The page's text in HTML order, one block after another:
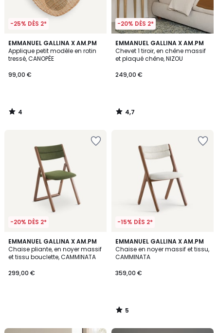
-25% DÈS 2*
EMMANUEL GALLINA X AM.PM
Applique petit modèle en rotin
tressé, CANOPÉE
€.
99,00 €
4
/
5
4
/
-20% DÈS 2*
EMMANUEL GALLINA X AM.PM
Chevet 1 tiroir, en chêne massif
et plaqué chêne, NIZOU
249,00 €
4,7
/ 5
4,7
/
-20% DÈS 2*
EMMANUEL GALLINA X AM.PM
Chaise pliante, en noyer massif
et tissu bouclette, CAMMINATA
299,00 €
-15% DÈS 2*
EMMANUEL GALLINA X AM.PM
Chaise en noyer massif et tissu,
CAMMINATA
359,00 €
5
/
5
5
/